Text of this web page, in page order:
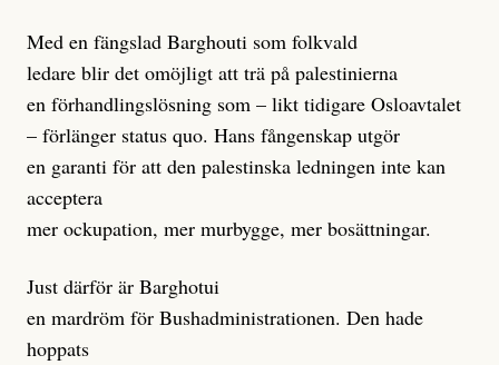
Med en fängslad Barghouti som folkvald
ledare blir det omöjligt att trä på palestinierna
en förhandlingslösning som – likt tidigare Osloavtalet
– förlänger status quo. Hans fångenskap utgör
en garanti för att den palestinska ledningen inte kan
acceptera
mer ockupation, mer murbygge, mer bosättningar.
Just därför är Barghotui
en mardröm för Bushadministrationen. Den hade
hoppats